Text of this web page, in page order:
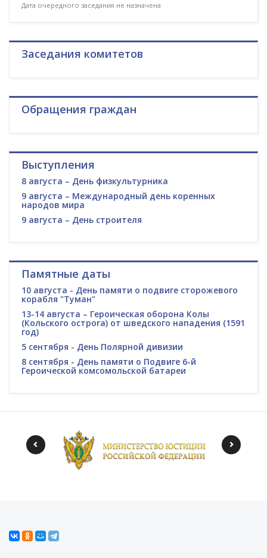
Дата очередного заседания не назначена
Заседания комитетов
Обращения граждан
Выступления
8 августа – День физкультурника
9 августа – Международный день коренных
народов мира
9 августа – День строителя
Памятные даты
10 августа - День памяти о подвиге сторожевого
корабля "Туман"
13-14 августа – Героическая оборона Колы
(Кольского острога) от шведского нападения (1591
год)
5 сентября - День Полярной дивизии
8 сентября - День памяти о Подвиге 6-й
Героической комсомольской батареи